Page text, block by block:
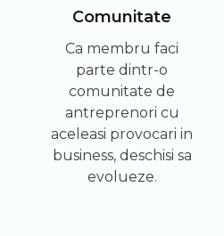
Comunitate
Ca membru faci
parte dintr-o
comunitate de
antreprenori cu
aceleasi provocari in
business, deschisi sa
evolueze.